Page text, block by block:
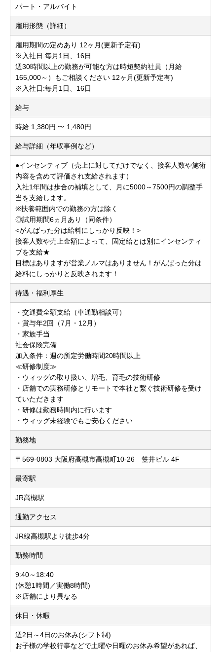
パート・アルバイト
雇用形態（詳細）
雇用期間の定めあり 12ヶ月(更新予定有)
※入社日:毎月1日、16日
週30時間以上の勤務が可能な方は時短契約社員（月給
165,000～）もご相談ください 12ヶ月(更新予定有)
※入社日:毎月1日、16日
給与
時給 1,380円 〜 1,480円
給与詳細（年収事例など）
●インセンティブ（売上に対してだけでなく、接客人数や施術
内容を含めて評価され支給されます）
入社1年間は歩合の補填として、月に5000～7500円の調整手
当を支給します。
※扶養範囲内での勤務の方は除く
◎試用期間6ヵ月あり（同条件）
<がんばった分は給料にしっかり反映！>
接客人数や売上金額によって、固定給とは別にインセンティ
ブを支給★
目標はありますが営業ノルマはありません！がんばった分は
給料にしっかりと反映されます！
待遇・福利厚生
・交通費全額支給（車通勤相談可）
・賞与年2回（7月・12月）
・家族手当
社会保険完備
加入条件：週の所定労働時間20時間以上
≪研修制度≫
・ウィッグの取り扱い、増毛、育毛の技術研修
・店舗での実務研修とリモートで本社と繋ぐ技術研修を受け
ていただきます
・研修は勤務時間内に行います
・ウィッグ未経験でもご安心ください
勤務地
〒569-0803 大阪府高槻市高槻町10-26 笠井ビル 4F
最寄駅
JR高槻駅
通勤アクセス
JR線高槻駅より徒歩4分
勤務時間
9:40～18:40
(休憩1時間／実働8時間)
※店舗により異なる
休日・休暇
週2日～4日のお休み(シフト制)
お子様の学校行事などで土曜や日曜のお休み希望があれば、